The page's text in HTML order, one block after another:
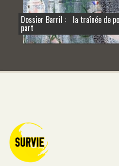
Dossier Barril : la traînée de
part